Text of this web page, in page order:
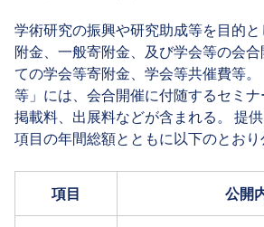
学術研究の振興や研究助成等を目的
附金、一般寄附金、及び学会等の会
ての学会等寄附金、学会等共催費等
等」には、会合開催に付随するセミ
掲載料、出展料などが含まれる。 提
項目の年間総額とともに以下のとおり
項目 公開